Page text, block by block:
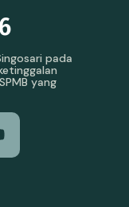
pada
yang